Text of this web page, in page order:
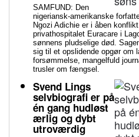
SAMFUND: Den
nigeriansk-amerikanske
Ngozi Adichie er i åben
privathospitalet Euracare i
sønnens pludselige død.
sig til et opslidende opgør om
forsømmelse, mangelfuld
trusler om fængsel.
Svend Lings
selvbiografi er på
én gang hudløst
ærlig og dybt
utroværdig